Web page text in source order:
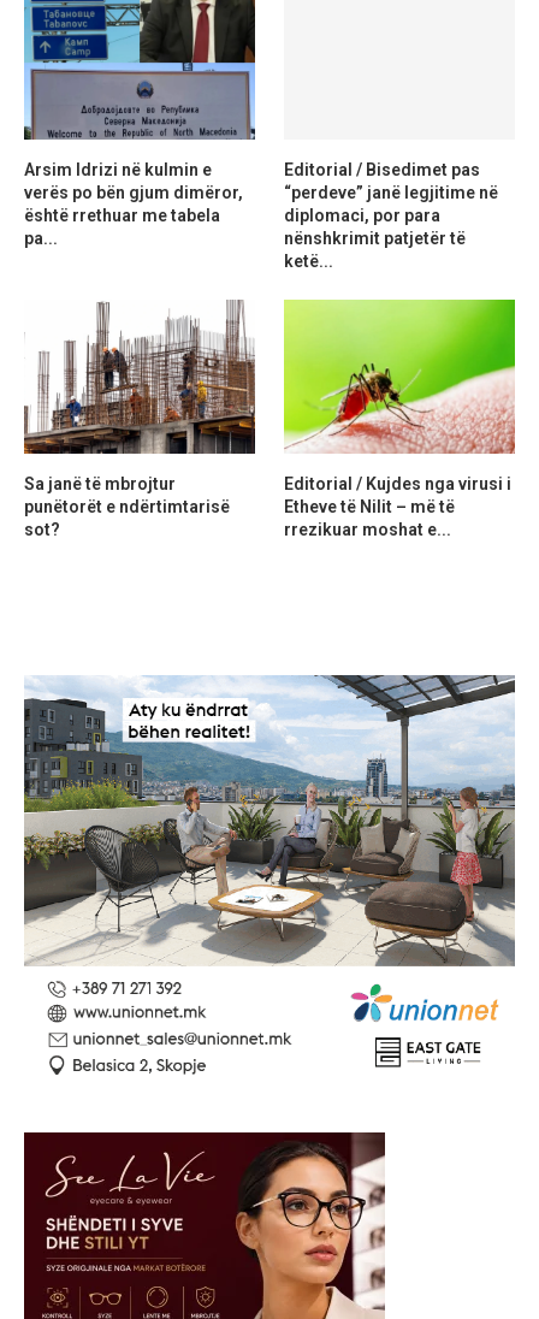
Arsim Idrizi në kulmin e
verës po bën gjum dimëror,
është rrethuar me tabela
pa...
Editorial / Bisedimet pas
“perdeve” janë legjitime në
diplomaci, por para
nënshkrimit patjetër të
ketë...
Sa janë të mbrojtur
punëtorët e ndërtimtarisë
sot?
Editorial / Kujdes nga virusi i
Etheve të Nilit – më të
rrezikuar moshat e...